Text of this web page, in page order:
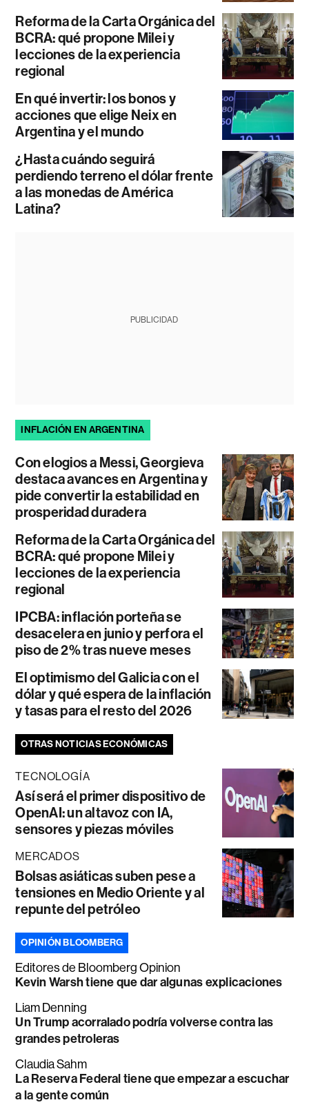
Reforma de la Carta Orgánica del
BCRA: qué propone Milei y
lecciones de la experiencia
regional
En qué invertir: los bonos y
acciones que elige Neix en
Argentina y el mundo
¿Hasta cuándo seguirá
perdiendo terreno el dólar frente
a las monedas de América
Latina?
PUBLICIDAD
INFLACIÓN EN ARGENTINA
Con elogios a Messi, Georgieva
destaca avances en Argentina y
pide convertir la estabilidad en
prosperidad duradera
Reforma de la Carta Orgánica del
BCRA: qué propone Milei y
lecciones de la experiencia
regional
IPCBA: inflación porteña se
desacelera en junio y perfora el
piso de 2% tras nueve meses
El optimismo del Galicia con el
dólar y qué espera de la inflación
y tasas para el resto del 2026
OTRAS NOTICIAS ECONÓMICAS
TECNOLOGÍA
Así será el primer dispositivo de
OpenAI: un altavoz con IA,
sensores y piezas móviles
MERCADOS
Bolsas asiáticas suben pese a
tensiones en Medio Oriente y al
repunte del petróleo
OPINIÓN BLOOMBERG
Editores de Bloomberg Opinion
Kevin Warsh tiene que dar algunas explicaciones
Liam Denning
Un Trump acorralado podría volverse contra las
grandes petroleras
Claudia Sahm
La Reserva Federal tiene que empezar a escuchar
a la gente común